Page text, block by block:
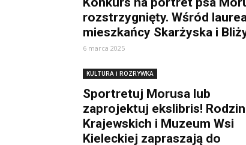
rozstrzygnięty. Wśród
mieszkańcy Skarżyska i
6 marca 2025
KULTURA i ROZRYWKA
Sportretuj Morusa lub
zaprojektuj ekslibris!
Krajewskich i Muzeum Wsi
Kieleckiej zapraszają do